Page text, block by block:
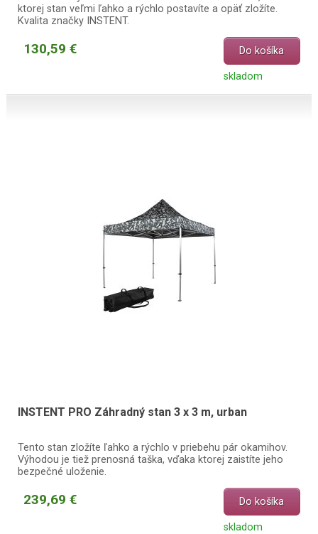
ktorej stan veľmi ľahko a rýchlo postavíte a opäť zložíte.
Kvalita značky INSTENT.
130,59 € Do košíka
skladom
INSTENT PRO Záhradný stan 3 x 3 m, urban
Tento stan zložíte ľahko a rýchlo v priebehu pár okamihov.
Výhodou je tiež prenosná taška, vďaka ktorej zaistíte jeho
bezpečné uloženie.
239,69 € Do košíka
skladom